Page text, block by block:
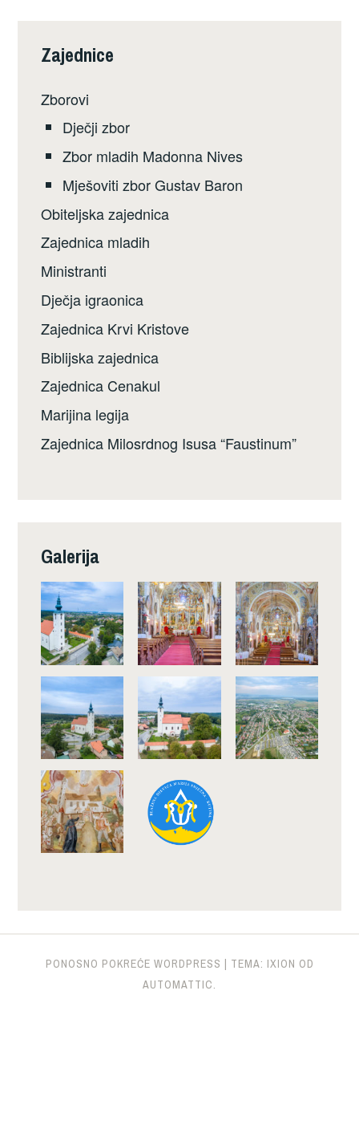
Zajednice
Zborovi
Dječji zbor
Zbor mladih Madonna Nives
Mješoviti zbor Gustav Baron
Obiteljska zajednica
Zajednica mladih
Ministranti
Dječja igraonica
Zajednica Krvi Kristove
Biblijska zajednica
Zajednica Cenakul
Marijina legija
Zajednica Milosrdnog Isusa “Faustinum”
Galerija
PONOSNO POKREĆE WORDPRESS | TEMA: IXION OD
AUTOMATTIC.